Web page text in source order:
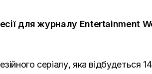
для журналу Entertainment
серіалу, яка відбудеться 14